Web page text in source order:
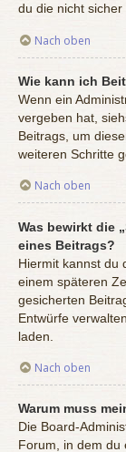
du die nicht
Nach oben
Wie kann ich
Wenn ein
vergeben hat,
Beitrags, um
weiteren Schritte
Nach oben
Was bewirkt die
eines Beitrags?
Hiermit kannst du
einem späteren
gesicherten
Entwürfe
laden.
Nach oben
Warum muss
Die Board-
Forum, in dem du